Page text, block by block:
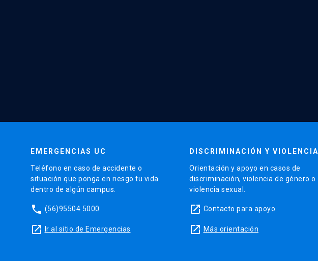
EMERGENCIAS UC
Teléfono en caso de accidente o
situación que ponga en riesgo tu vida
dentro de algún campus.
phone (56)95504 5000
launch Ir al sitio de Emergencias
DISCRIMINACIÓN Y VIOLENCIA
Orientación y apoyo en casos de
discriminación, violencia de género o
violencia sexual.
launch Contacto para apoyo
launch Más orientación